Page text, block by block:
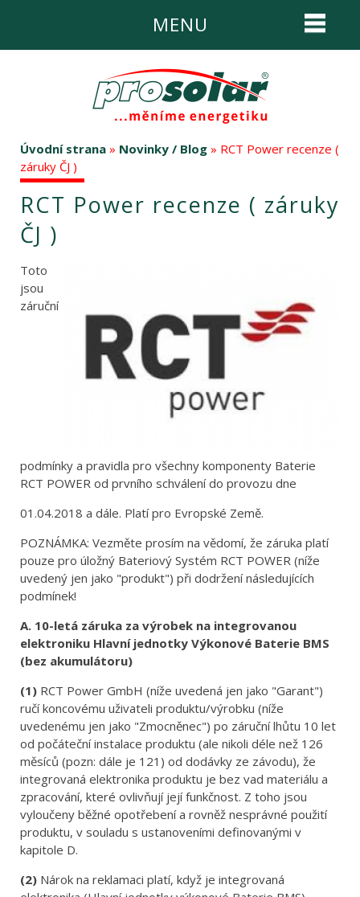
MENU
Úvodní strana » Novinky / Blog » RCT Power recenze (
záruky ČJ )
RCT Power recenze ( záruky
ČJ )
Toto
jsou
záruční
podmínky a pravidla pro všechny komponenty Baterie
RCT POWER od prvního schválení do provozu dne
01.04.2018 a dále. Platí pro Evropské Země.
POZNÁMKA: Vezměte prosím na vědomí, že záruka platí
pouze pro úložný Bateriový Systém RCT POWER (níže
uvedený jen jako "produkt") při dodržení následujících
podmínek!
A. 10-letá záruka za výrobek na integrovanou
elektroniku Hlavní jednotky Výkonové Baterie BMS
(bez akumulátoru)
(1) RCT Power GmbH (níže uvedená jen jako "Garant")
ručí koncovému uživateli produktu/výrobku (níže
uvedenému jen jako "Zmocněnec") po záruční lhůtu 10 let
od počáteční instalace produktu (ale nikoli déle než 126
měsíců (pozn: dále je 121) od dodávky ze závodu), že
integrovaná elektronika produktu je bez vad materiálu a
zpracování, které ovlivňují její funkčnost. Z toho jsou
vyloučeny běžné opotřebení a rovněž nesprávné použití
produktu, v souladu s ustanoveními definovanými v
kapitole D.
(2) Nárok na reklamaci platí, když je integrovaná